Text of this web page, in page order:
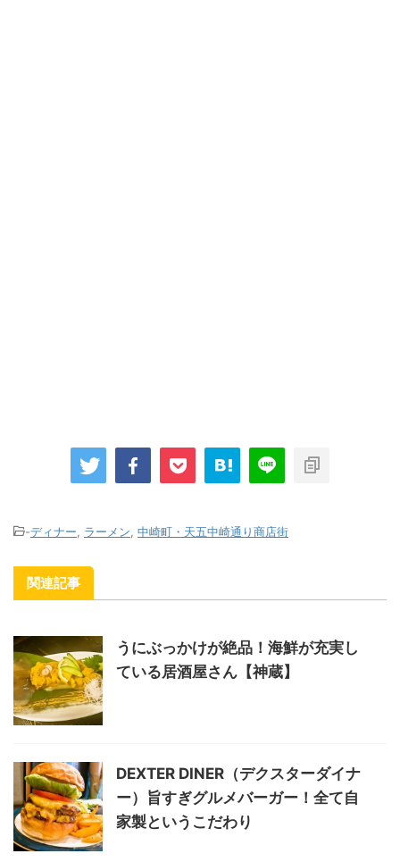
-ディナー, ラーメン, 中崎町・天五中崎通り商店街
関連記事
うにぶっかけが絶品！海鮮が充実し
ている居酒屋さん【神蔵】
DEXTER DINER（デクスターダイナ
ー）旨すぎグルメバーガー！全て自
家製というこだわり